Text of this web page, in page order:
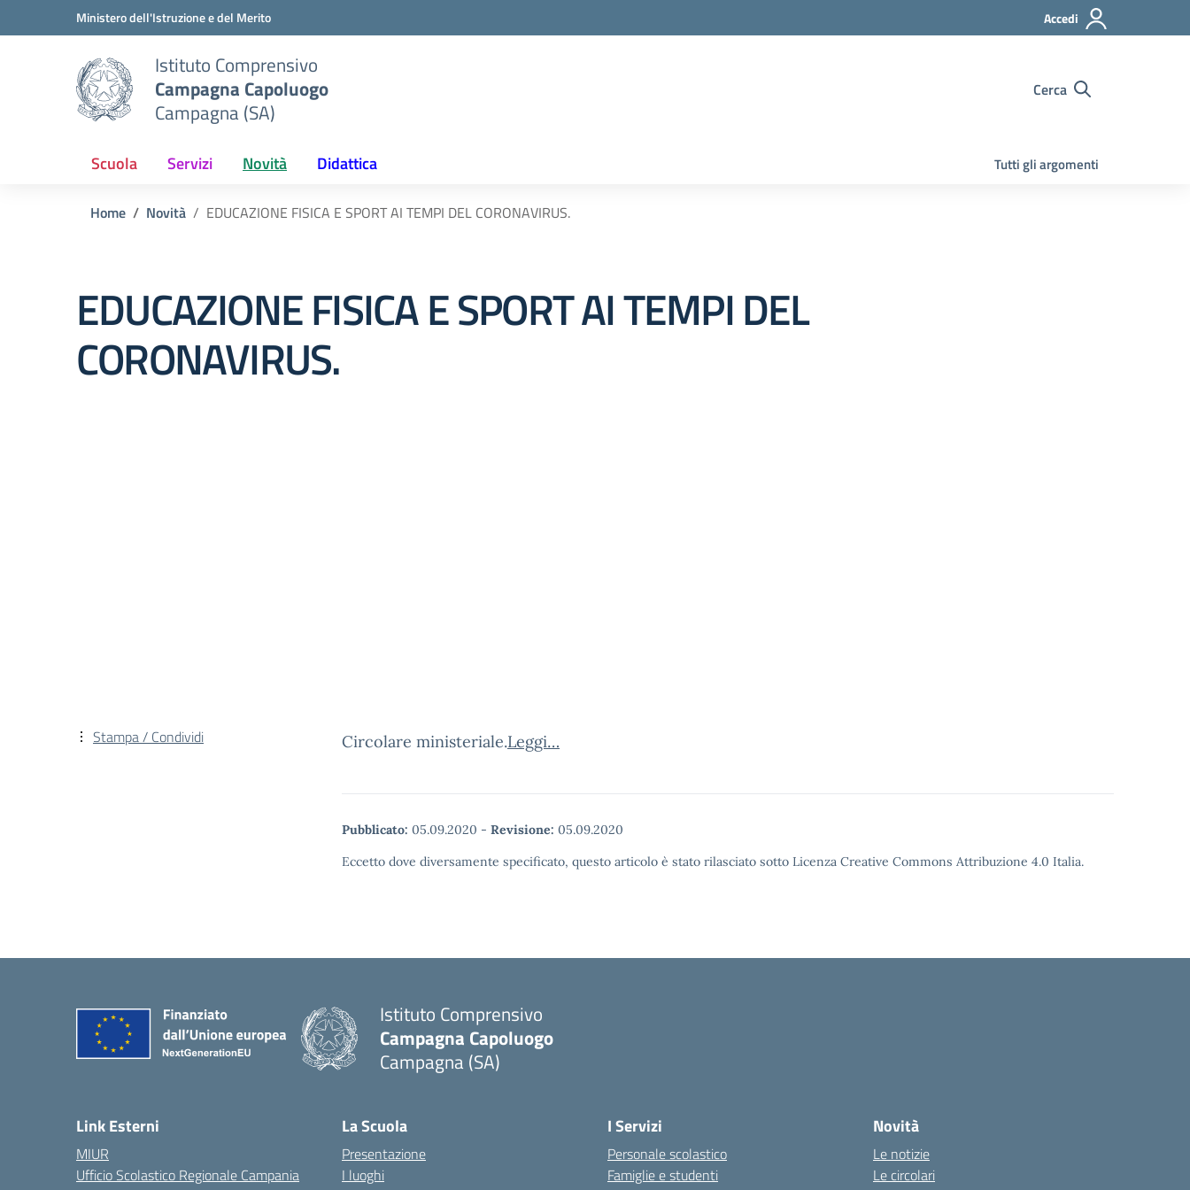
Vai ai contenuti
Vai al menu di navigazioneMinistero dell'Istruzione e del Merito Accedi
Istituto Comprensivo
Campagna Capoluogo
Campagna (SA)
Cerca
Scuola Servizi Novità Didattica Tutti gli argomenti
Home Novità EDUCAZIONE FISICA E SPORT AI TEMPI DEL CORONAVIRUS.
EDUCAZIONE FISICA E SPORT AI TEMPI DEL
CORONAVIRUS.
Circolare ministeriale.Leggi…
Pubblicato: 05.09.2020 - Revisione: 05.09.2020
Eccetto dove diversamente specificato, questo articolo è stato rilasciato sotto Licenza Creative Commons Attribuzione 4.0 Italia.
Stampa / Condividi
Istituto Comprensivo
Campagna Capoluogo
Campagna (SA)
Link Esterni
MIUR
Ufficio Scolastico Regionale Campania
La Scuola
Presentazione
I luoghi
I Servizi
Personale scolastico
Famiglie e studenti
Novità
Le notizie
Le circolari